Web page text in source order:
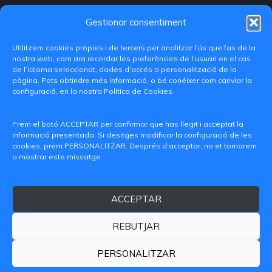
Gestionar consentiment
Utilitzem cookies pròpies i de tercers per analitzar l’ús que fas de la
nostra web, com ara recordar les preferències de l’usuari en el cas
de l’idioma seleccionat, dades d’accés o personalització de la
pàgina. Pots obtindre més informació, o bé conéixer com canviar la
configuració, en la nostra Política de Cookies.
Prem el botó ACCEPTAR per confirmar que has llegit i acceptat la
informació presentada. Si desitges modificar la configuració de les
cookies, prem PERSONALITZAR. Després d’acceptar, no et tornarem
a mostrar este missatge.
ACCEPTAR
REBUTJAR
PERSONALITZAR
C/ Paranimf, 1 - 46730 Grau de Gandia
+34 962849333
DE VALÈNCIA
Avís legalPolítica de privacitat